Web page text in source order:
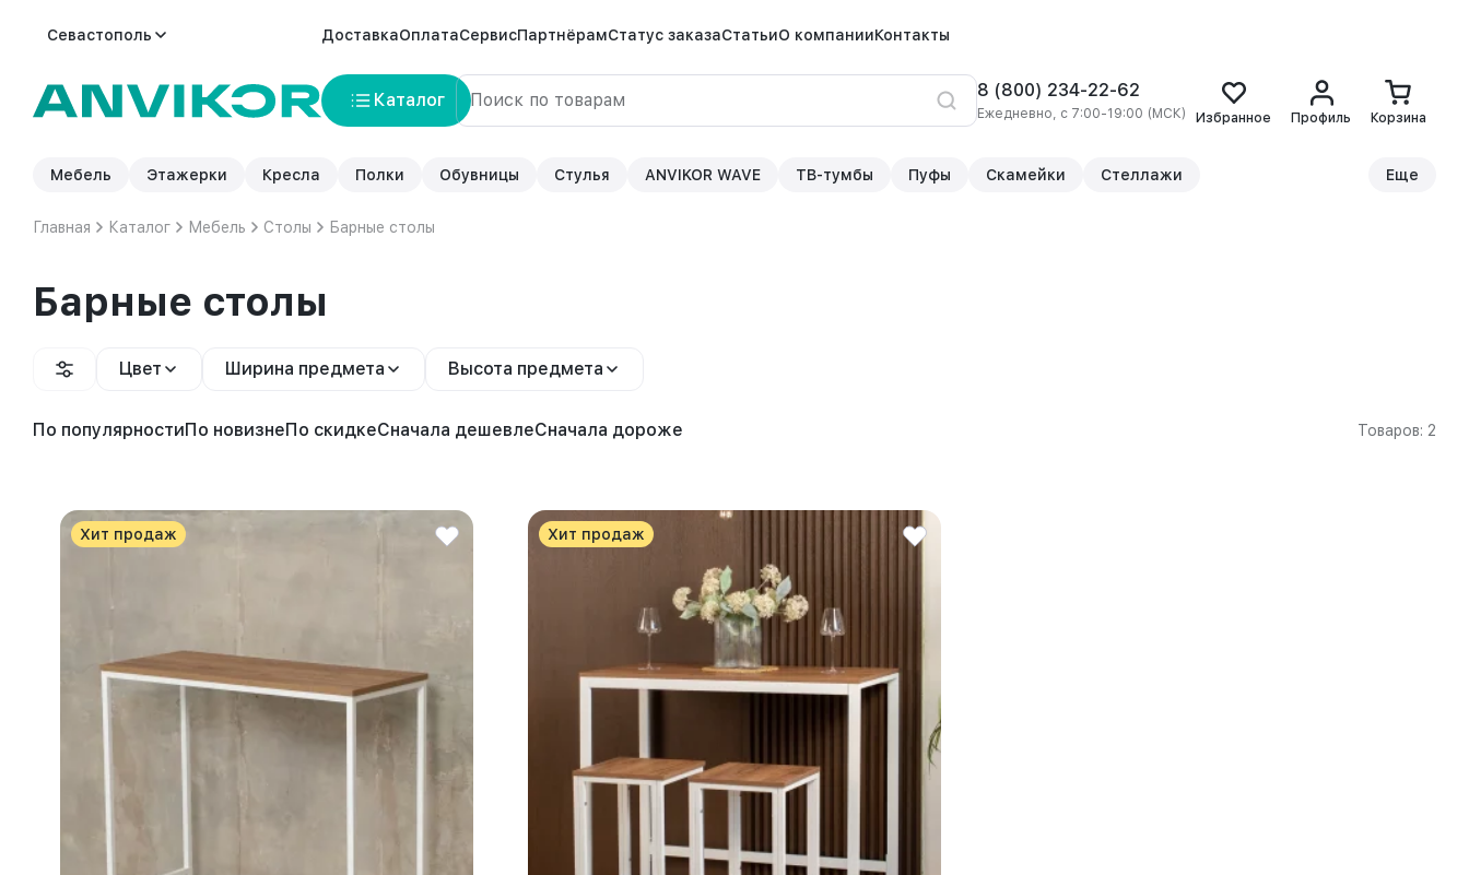
Севастополь ДоставкаОплатаСервисПартнёрамСтатус заказаСтатьиО компанииКонтакты
Каталог 8 (800) 234-22-62
Ежедневно, с 7:00-19:00 (МСК) Избранное Профиль Корзина
Мебель Этажерки Кресла Полки Обувницы Стулья ANVIKOR WAVE ТВ-тумбы Пуфы Скамейки Стеллажи Еще
Главная Каталог Мебель Столы Барные столы
Барные столы
Цвет Ширина предмета Высота предмета
По популярностиПо новизнеПо скидкеСначала дешевлеСначала дороже Товаров: 2
Хит продаж Хит продаж